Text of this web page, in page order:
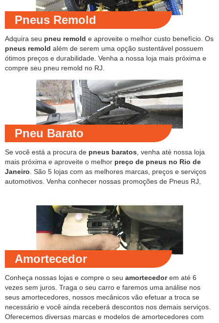
Pneus Remold
Adquira seu pneu remold e aproveite o melhor custo benefício. Os
pneus remold além de serem uma opção sustentável possuem
ótimos preços e durabilidade. Venha a nossa loja mais próxima e
compre seu pneu remold no RJ.
Pneu Barato
Se você está a procura de pneus baratos , venha até nossa loja
mais próxima e aproveite o melhor preço de pneus no Rio de
Janeiro . São 5 lojas com as melhores marcas, preços e serviços
automotivos. Venha conhecer nossas promoções de Pneus RJ,
Amortecedor
Conheça nossas lojas e compre o seu amortecedorem até 6
vezes sem juros. Traga o seu carro e faremos uma análise nos
seus amortecedores, nossos mecânicos vão efetuar a troca se
necessário e você ainda receberá descontos nos demais serviços.
Oferecemos diversas marcas e modelos de amortecedores com